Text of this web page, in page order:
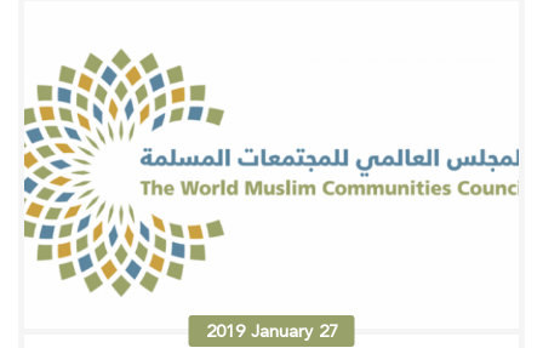
27
January
2019